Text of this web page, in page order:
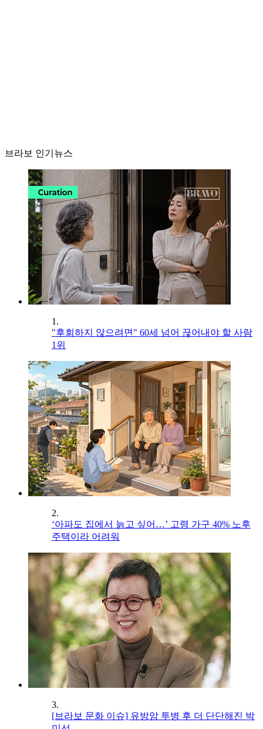
브라보 인기뉴스
1.
"후회하지 않으려면" 60세 넘어 끊어내야 할 사람
1위
2.
‘아파도 집에서 늙고 싶어…’ 고령 가구 40% 노후
주택이라 어려워
3.
[브라보 문화 이슈] 유방암 투병 후 더 단단해진 박